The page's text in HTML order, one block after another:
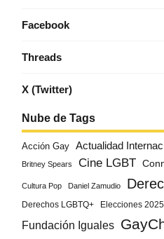
Facebook
Threads
X (Twitter)
Nube de Tags
Acción Gay Actualidad
Britney Spears Cine LGBT
Cultura Pop Daniel Zamudio
Derechos LGBTQ+ Elecciones 2025
Fundación Iguales